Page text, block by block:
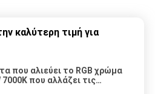
καλύτερη τιμή για
που αλιεύει το RGB χρώμα
7000K που αλλάζει τις